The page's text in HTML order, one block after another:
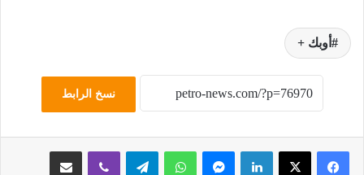
أوبك +
نسخ الرابط
لينكدإن ماسنجر واتساب تيلقرام ڤايبر مشاركة عبر البريد